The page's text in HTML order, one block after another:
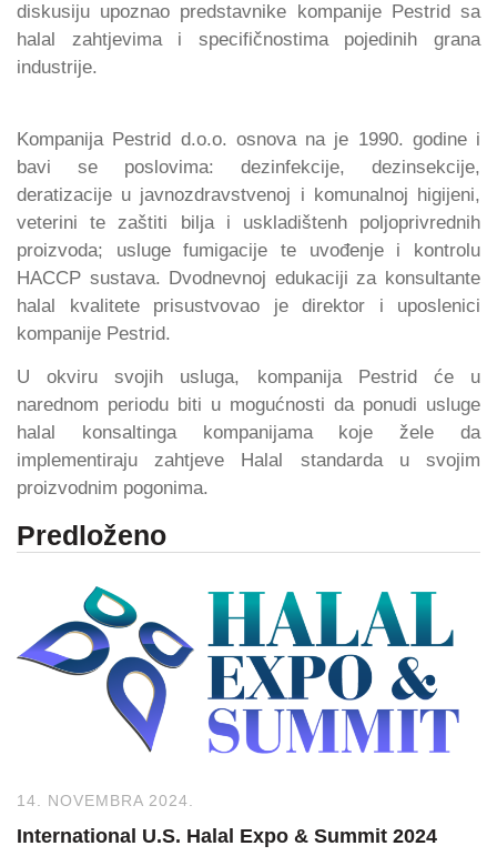
diskusiju upoznao predstavnike kompanije Pestrid sa
halal zahtjevima i specifičnostima pojedinih grana
industrije.
Kompanija Pestrid d.o.o. osnova na je 1990. godine i
bavi se poslovima: dezinfekcije, dezinsekcije,
deratizacije u javnozdravstvenoj i komunalnoj higijeni,
veterini te zaštiti bilja i uskladištenh poljoprivrednih
proizvoda; usluge fumigacije te uvođenje i kontrolu
HACCP sustava. Dvodnevnoj edukaciji za konsultante
halal kvalitete prisustvovao je direktor i uposlenici
kompanije Pestrid.
U okviru svojih usluga, kompanija Pestrid će u
narednom periodu biti u mogućnosti da ponudi usluge
halal konsaltinga kompanijama koje žele da
implementiraju zahtjeve Halal standarda u svojim
proizvodnim pogonima.
Predloženo
14. NOVEMBRA 2024.
International U.S. Halal Expo & Summit 2024